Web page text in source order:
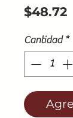
$48.72
Cantidad *